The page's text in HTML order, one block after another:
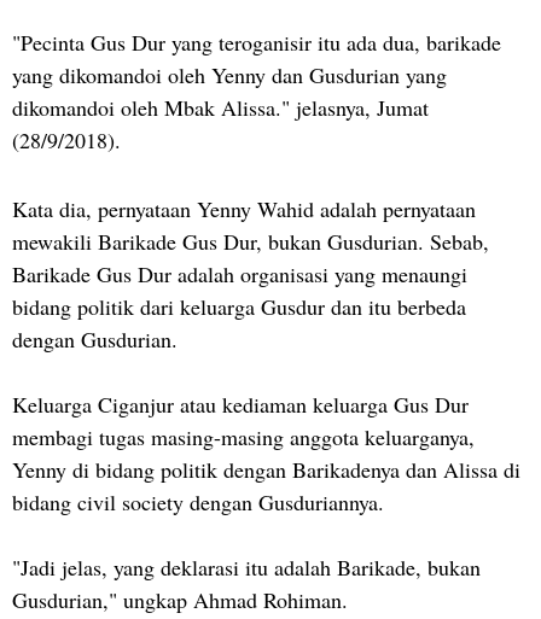
"Pecinta Gus Dur yang teroganisir itu ada dua, barikade
yang dikomandoi oleh Yenny dan Gusdurian yang
dikomandoi oleh Mbak Alissa." jelasnya, Jumat
(28/9/2018).
Kata dia, pernyataan Yenny Wahid adalah pernyataan
mewakili Barikade Gus Dur, bukan Gusdurian. Sebab,
Barikade Gus Dur adalah organisasi yang menaungi
bidang politik dari keluarga Gusdur dan itu berbeda
dengan Gusdurian.
Keluarga Ciganjur atau kediaman keluarga Gus Dur
membagi tugas masing-masing anggota keluarganya,
Yenny di bidang politik dengan Barikadenya dan Alissa di
bidang civil society dengan Gusduriannya.
"Jadi jelas, yang deklarasi itu adalah Barikade, bukan
Gusdurian," ungkap Ahmad Rohiman.